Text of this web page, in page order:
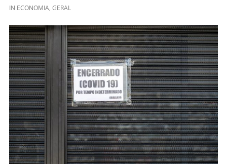
IN ECONOMIA, GERAL